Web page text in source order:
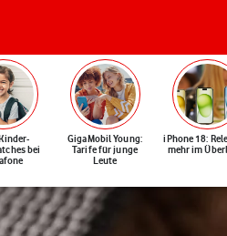
bei
GigaMobil Young:
Tarife für junge
Leute
iPhone 18:
mehr im